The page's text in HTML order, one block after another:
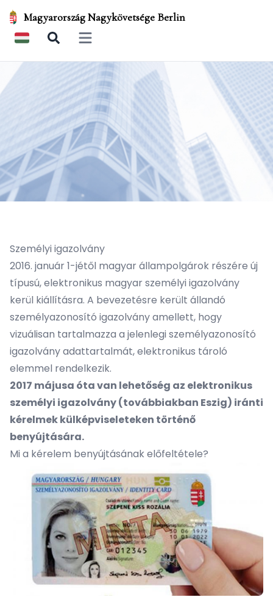
Magyarország Nagykövetsége Berlin
Open main menu
Személyi igazolvány
2016. január 1-jétől magyar állampolgárok részére új
típusú, elektronikus magyar személyi igazolvány
kerül kiállításra. A bevezetésre került állandó
személyazonosító igazolvány amellett, hogy
vizuálisan tartalmazza a jelenlegi személyazonosító
igazolvány adattartalmát, elektronikus tároló
elemmel rendelkezik.
2017 májusa óta van lehetőség az elektronikus
személyi igazolvány (továbbiakban Eszig) iránti
kérelmek külképviseleteken történő
benyújtására.
Mi a kérelem benyújtásának előfeltétele?